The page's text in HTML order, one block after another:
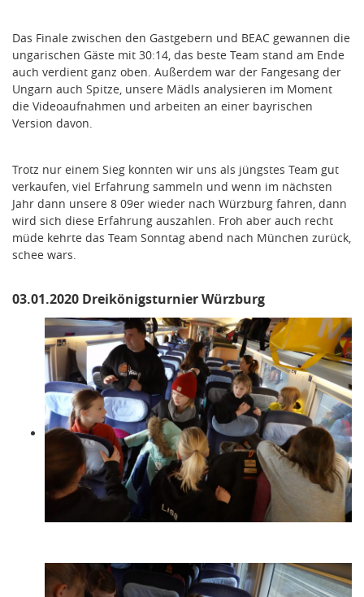
Das Finale zwischen den Gastgebern und BEAC gewannen die
ungarischen Gäste mit 30:14, das beste Team stand am Ende
auch verdient ganz oben. Außerdem war der Fangesang der
Ungarn auch Spitze, unsere Mädls analysieren im Moment
die Videoaufnahmen und arbeiten an einer bayrischen
Version davon.
Trotz nur einem Sieg konnten wir uns als jüngstes Team gut
verkaufen, viel Erfahrung sammeln und wenn im nächsten
Jahr dann unsere 8 09er wieder nach Würzburg fahren, dann
wird sich diese Erfahrung auszahlen. Froh aber auch recht
müde kehrte das Team Sonntag abend nach München zurück,
schee wars.
03.01.2020 Dreikönigsturnier Würzburg